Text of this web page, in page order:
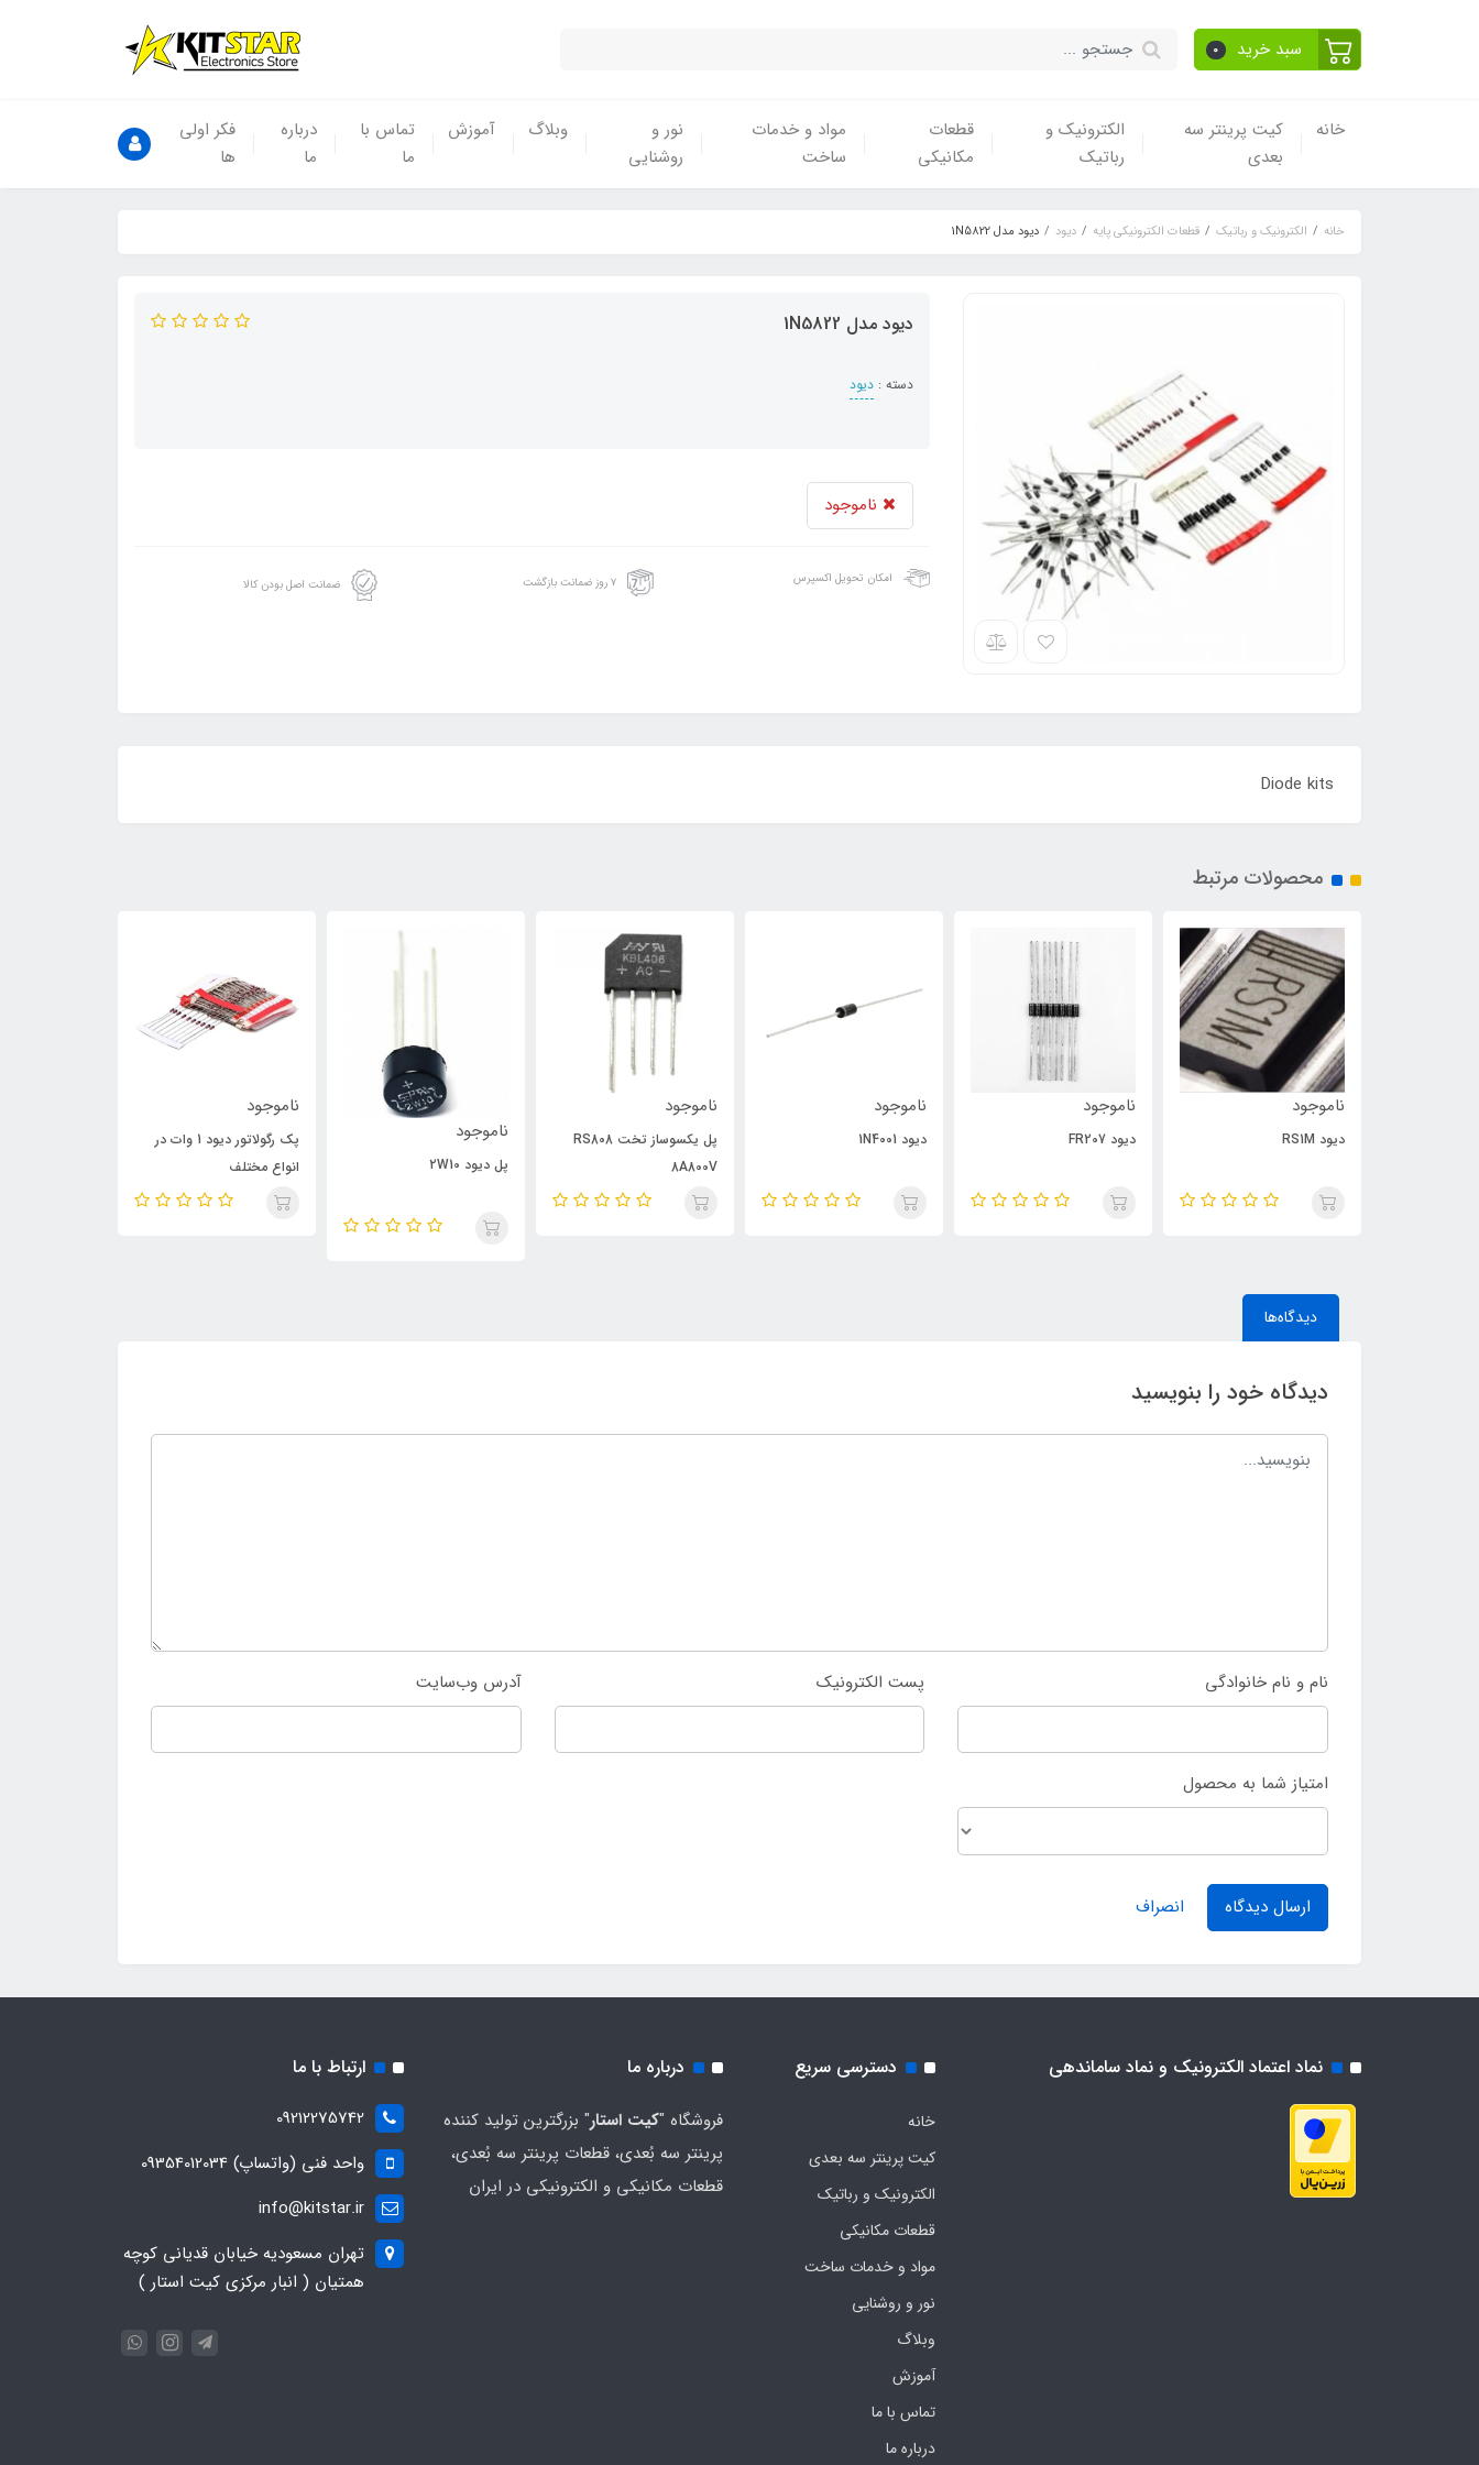
سبد خرید 0
خانه
کیت پرینتر سه
بعدی
الکترونیک و
رباتیک
قطعات
مکانیکی
مواد و خدمات
ساخت
نور و
روشنایی
وبلاگ آموزش
تماس با
ما
درباره
ما
فکر اولی
ها
خانه الکترونیک و رباتیک قطعات الکترونیکی پایه دیود دیود مدل 1N5822
دیود مدل 1N5822
دسته : دیود
ناموجود
امکان تحویل اکسپرس ۷ روز ضمانت بازگشت ضمانت اصل بودن کالا
Diode kits
محصولات مرتبط
ناموجود
دیود RS1M
ناموجود
دیود FR207
ناموجود
دیود 1N4001
ناموجود
پل یکسوساز تخت RS808
8A800V
ناموجود
پل دیود 2W10
ناموجود
پک رگولاتور دیود 1 وات در
انواع مختلف
دیدگاه‌ها
دیدگاه خود را بنویسید
نام و نام خانوادگی پست الکترونیک آدرس وب‌سایت
امتیاز شما به محصول
ارسال دیدگاه انصراف
نماد اعتماد الکترونیک و نماد ساماندهی دسترسی سریع
خانه
کیت پرینتر سه بعدی
الکترونیک و رباتیک
قطعات مکانیکی
مواد و خدمات ساخت
نور و روشنایی
وبلاگ
آموزش
تماس با ما
درباره ما
درباره ما
فروشگاه "کیت استار" بزرگترین تولید کننده
پرینتر سه بُعدی، قطعات پرینتر سه بُعدی،
قطعات مکانیکی و الکترونیکی در ایران
ارتباط با ما
09212275742
واحد فنی (واتساپ) 09354012034
info@kitstar.ir
تهران مسعودیه خیابان قدیانی کوچه
همتیان ( انبار مرکزی کیت استار )